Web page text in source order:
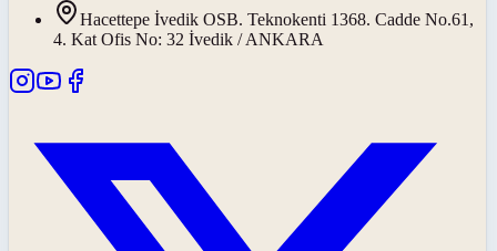
Hacettepe İvedik OSB. Teknokenti 1368. Cadde No.61,
4. Kat Ofis No: 32 İvedik / ANKARA